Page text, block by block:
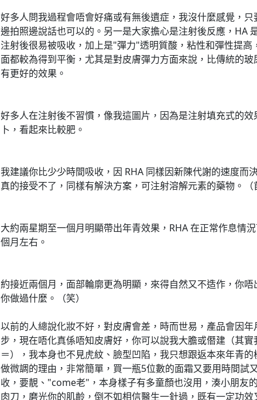
好多人問我過程會唔會好痛或有無後遺症，我沒什麼感覺，只
邊拍照邊說話也可以的。另一是大家擔心是注射後反應，HA
注射後很易被吸收，加上是"彈力"透明質酸，粘性和彈性提高
面都較為得到平衡，尤其是對皮膚彈力方面來說，比傳統的玻
有更好的效果。
好多人在注射後不習慣，像我這圖片，因為是注射填充式的效
卜，看起來比較肥。
我建議你比少少時間吸收，因 RHA 同樣因新陳代謝的速度而
真的接受不了，同樣有解決方案，可注射溶解元素的藥物。（
大約兩星期至一個月明顯帶出年青效果，RHA 在正常作息情
個月左右。
約接近兩個月，面部輪廓更為明顯，來得自然又不造作，你
你做過什麼。（笑）
以前的人總說化妝不好，對皮膚會差，時而世易，產品會因
步，現在唔化真係唔知皮膚好，你可以說我大膽或僭建（其實
＝），我本身也不見虎紋、臉型凹陷，我只想跟返本來年青
做微調的理由，非常簡單，買一瓶5位數的面霜又要用時間試
收，要靚、"come老"，本身樣子有多童顏也沒用，湊小朋友
肉刀，磨光你的肌齡，倒不如相信醫生一針過，既有一定功效
日本
CTM